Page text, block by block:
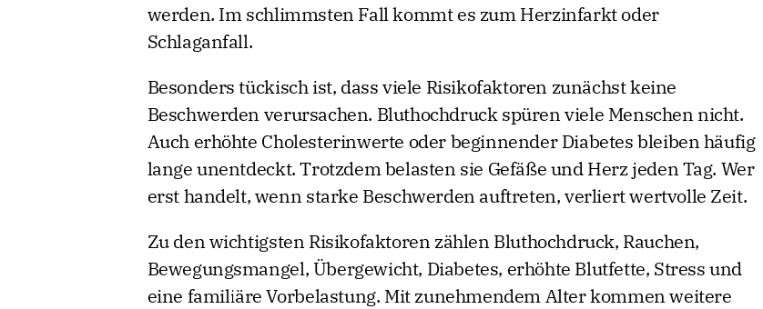
werden. Im schlimmsten Fall kommt es zum Herzinfarkt oder
Schlaganfall.
Besonders tückisch ist, dass viele Risikofaktoren zunächst keine
Beschwerden verursachen. Bluthochdruck spüren viele Menschen nicht.
Auch erhöhte Cholesterinwerte oder beginnender Diabetes bleiben häufig
lange unentdeckt. Trotzdem belasten sie Gefäße und Herz jeden Tag. Wer
erst handelt, wenn starke Beschwerden auftreten, verliert wertvolle Zeit.
Zu den wichtigsten Risikofaktoren zählen Bluthochdruck, Rauchen,
Bewegungsmangel, Übergewicht, Diabetes, erhöhte Blutfette, Stress und
eine familiäre Vorbelastung. Mit zunehmendem Alter kommen weitere